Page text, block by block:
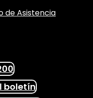
de Asistencia
boletín